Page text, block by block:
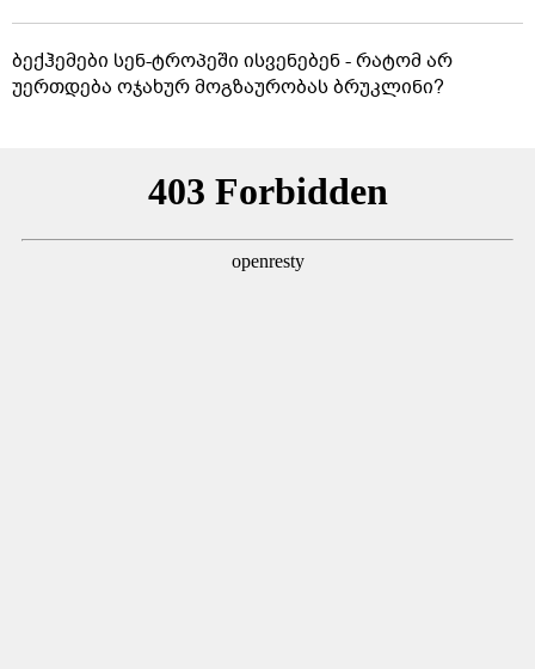
ბექჰემები სენ-ტროპეში ისვენებენ - რატომ არ
უერთდება ოჯახურ მოგზაურობას ბრუკლინი?